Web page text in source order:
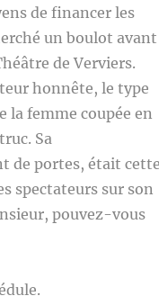
de financer les
un boulot avant
de Verviers.
honnête, le type
la femme coupée en
Sa
de portes, était
spectateurs sur son
pouvez-vous